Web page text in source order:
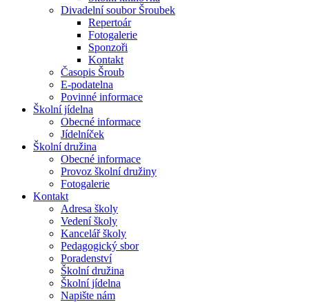
Divadelní soubor Šroubek
Repertoár
Fotogalerie
Sponzoři
Kontakt
Časopis Šroub
E-podatelna
Povinné informace
Školní jídelna
Obecné informace
Jídelníček
Školní družina
Obecné informace
Provoz školní družiny
Fotogalerie
Kontakt
Adresa školy
Vedení školy
Kancelář školy
Pedagogický sbor
Poradenství
Školní družina
Školní jídelna
Napište nám